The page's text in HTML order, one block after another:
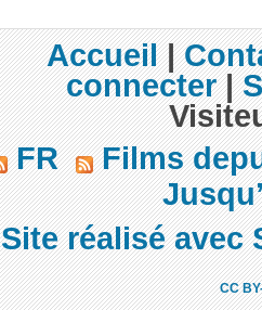
Accueil|
connecter|
FR
Films
Site réalisé avec
CC